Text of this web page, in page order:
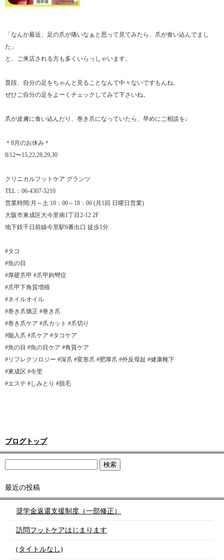
「なんか最近、足の爪が痛いなぁと思って見てみたら、爪が食い込んでまし
た」
と、ご来店される方も多くいらっしゃいます。
普段、自分の足をちゃんと見ることなんて中々ないですもんね。
ぜひご自分の足をよーくチェックしてみて下さいね。
爪が皮膚に食い込んだり、巻き爪になっていたら、早めにご相談を♩
＊8月のお休み＊
8/12〜15,22,28,29,30
クリニカルフットケア グランツ
TEL：06-4307-5210
営業時間/月～土 10：00～18：00 (月1回 日曜日営業)
大阪市東成区大今里南1丁目2-12 2F
地下鉄千日前線今里駅6番出口 徒歩1分
#タコ
#魚の目
#厚硬爪甲 #爪甲鉤彎症
#爪甲下角質増殖
#ネイルオイル
#巻き爪矯正 #巻き爪
#巻き爪ケア #爪カット #爪切り
#陥入爪 #爪ケア #タコケア
#魚の目 #魚の目ケア #角質ケア
#リフレクソロジー #深爪 #変形爪 #肥厚爪 #外反母趾 #健康靴下
#東成区 #今里
#エステ #しみとり #脱毛
ブログトップ
最近の投稿
奨学金返還支援制度（一部修正）
訪問フットケアはじまります
(タイトルなし)